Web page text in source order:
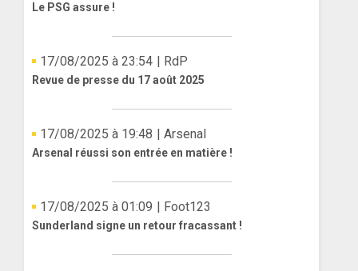
Le PSG assure !
17/08/2025 à 23:54 | RdP
Revue de presse du 17 août 2025
17/08/2025 à 19:48 | Arsenal
Arsenal réussi son entrée en matière !
17/08/2025 à 01:09 | Foot123
Sunderland signe un retour fracassant !